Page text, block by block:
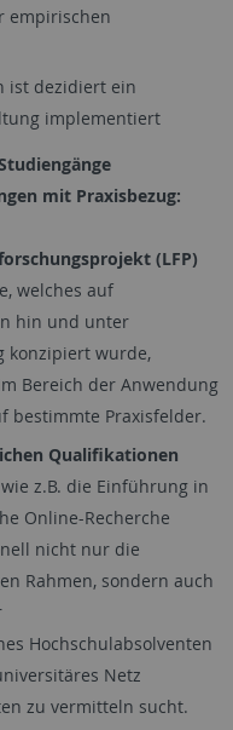
empirischen
ist dezidiert ein
implementiert
mit Praxisbezug:
(LFP)
welches auf
hin und unter
konzipiert wurde,
Bereich der Anwendung
bestimmte Praxisfelder.
Qualifikationen
z.B. die Einführung in
Online-Recherche
nicht nur die
Rahmen, sondern auch
Hochschulabsolventen
Netz
zu vermitteln sucht.